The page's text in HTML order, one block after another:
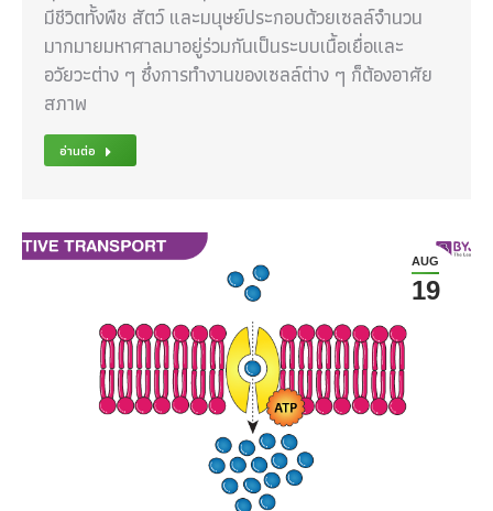
มีชีวิตทั้งพืช สัตว์ และมนุษย์ประกอบด้วยเซลล์จำนวน
มากมายมหาศาลมาอยู่ร่วมกันเป็นระบบเนื้อเยื่อและ
อวัยวะต่าง ๆ ซึ่งการทำงานของเซลล์ต่าง ๆ ก็ต้องอาศัย
สภาพ
อ่านต่อ
AUG
19